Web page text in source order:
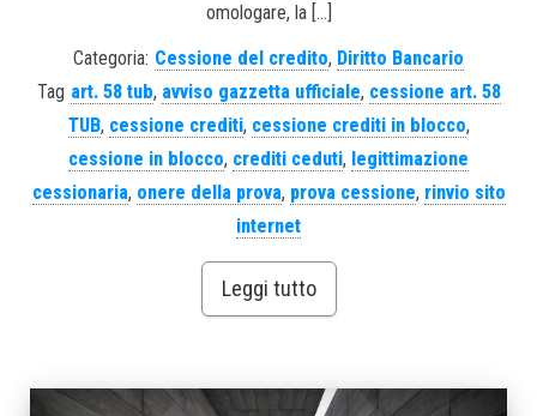
omologare, la […]
Categoria: Cessione del credito, Diritto Bancario
Tag art. 58 tub, avviso gazzetta ufficiale, cessione art. 58
TUB, cessione crediti, cessione crediti in blocco,
cessione in blocco, crediti ceduti, legittimazione
cessionaria, onere della prova, prova cessione, rinvio sito
internet
Leggi tutto